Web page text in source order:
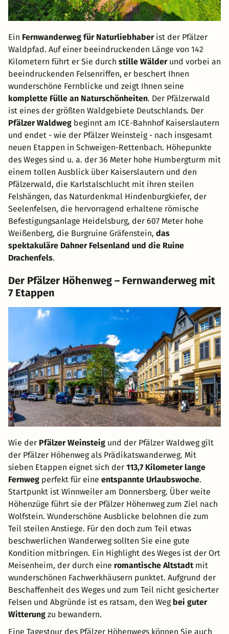
Ein Fernwanderweg für Naturliebhaberist der Pfälzer
Waldpfad. Auf einer beeindruckenden Länge von 142
Kilometern führt er Sie durch stille Wälderund vorbei an
beeindruckenden Felsenriffen, er beschert Ihnen
wunderschöne Fernblicke und zeigt Ihnen seine
komplette Fülle an Naturschönheiten. Der Pfälzerwald
ist eines der größten Waldgebiete Deutschlands. Der
Pfälzer Waldweg beginnt am ICE-Bahnhof Kaiserslautern
und endet - wie der Pfälzer Weinsteig - nach insgesamt
neuen Etappen in Schweigen-Rettenbach. Höhepunkte
des Weges sind u. a. der 36 Meter hohe Humbergturm mit
einem tollen Ausblick über Kaiserslautern und den
Pfälzerwald, die Karlstalschlucht mit ihren steilen
Felshängen, das Naturdenkmal Hindenburgkiefer, der
Seelenfelsen, die hervorragend erhaltene römische
Befestigungsanlage Heidelsburg, der 607 Meter hohe
Weißenberg, die Burgruine Gräfenstein, das
spektakuläre Dahner Felsenland und die Ruine
Drachenfels.
Der Pfälzer Höhenweg – Fernwanderweg mit
7 Etappen
Wie der Pfälzer Weinsteig und der Pfälzer Waldweg gilt
der Pfälzer Höhenweg als Prädikatswanderweg. Mit
sieben Etappen eignet sich der 113,7 Kilometer lange
Fernweg perfekt für eine entspannte Urlaubswoche.
Startpunkt ist Winnweiler am Donnersberg. Über weite
Höhenzüge führt sie der Pfälzer Höhenweg zum Ziel nach
Wolfstein. Wunderschöne Ausblicke belohnen die zum
Teil steilen Anstiege. Für den doch zum Teil etwas
beschwerlichen Wanderweg sollten Sie eine gute
Kondition mitbringen. Ein Highlight des Weges ist der Ort
Meisenheim, der durch eine romantische Altstadtmit
wunderschönen Fachwerkhäusern punktet. Aufgrund der
Beschaffenheit des Weges und zum Teil nicht gesicherter
Felsen und Abgründe ist es ratsam, den Weg bei guter
Witterung zu bewandern.
Eine Tagestour des Pfälzer Höhenwegs können Sie auch